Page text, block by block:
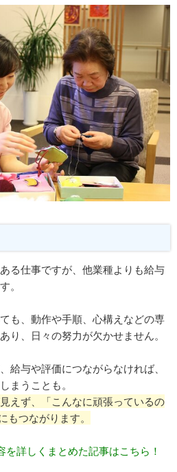
る仕事ですが、他業種よりも給与
。
も、動作や手順、心構えなどの専
り、日々の努力が欠かせません。
給与や評価につながらなければ、
まうことも。
えず、「こんなに頑張っているの
つながります。
詳しくまとめた記事はこちら！